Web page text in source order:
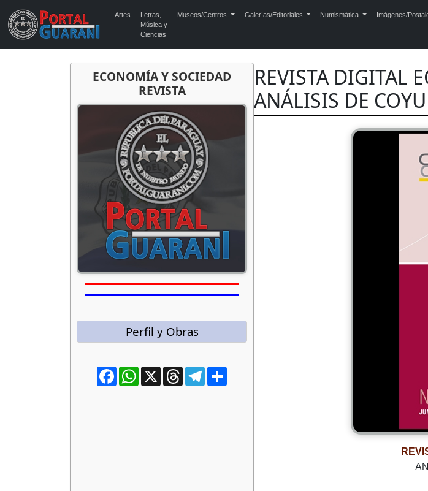
Artes
Letras,
Música y
Ciencias
Museos/Centros Galerías/Editoriales Numismática Imágenes/
ECONOMÍA Y SOCIEDAD
REVISTA
Perfil y Obras
FacebookWhatsApp
X ThreadsTelegram
REVISTA DIGITAL
ANÁLISIS DE